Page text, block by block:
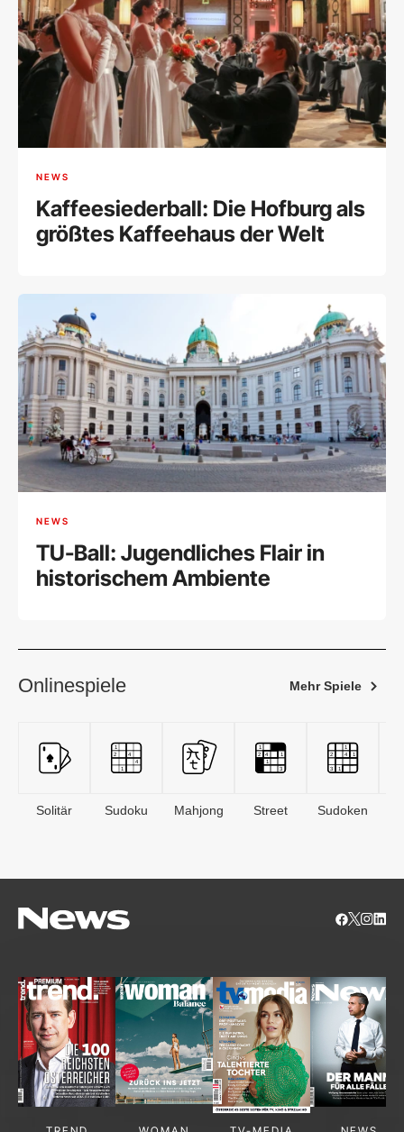
NEWS
Kaffeesiederball: Die Hofburg als
größtes Kaffeehaus der Welt
NEWS
TU-Ball: Jugendliches Flair in
historischem Ambiente
Onlinespiele Mehr Spiele
Solitär Sudoku Mahjong Street Sudoken